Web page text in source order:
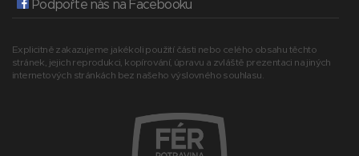
Podpořte nás na Facebooku
Explicitně zakazujeme jakékoli použití části nebo celého obsahu těchto
stránek, jejich reprodukci, kopírování, úpravu a zvláště prezentaci na jiných
internetových stránkách bez našeho výslovného souhlasu.